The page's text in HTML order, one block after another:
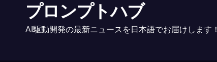
プロンプトハブ
AI駆動開発の最新ニュースを日本語でお届けします！